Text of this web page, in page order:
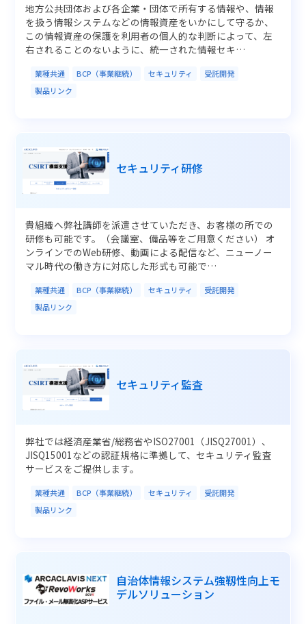
地方公共団体および各企業・団体で所有する情報や、情報
を扱う情報システムなどの情報資産をいかにして守るか、
この情報資産の保護を利用者の個人的な判断によって、左
右されることのないように、統一された情報セキ…
業種共通 BCP（事業継続） セキュリティ
受託開発
製品リンク
セキュリティ研修
貴組織へ弊社講師を派遣させていただき、お客様の所での
研修も可能です。（会議室、備品等をご用意ください） オ
ンラインでのWeb研修、動画による配信など、ニューノー
マル時代の働き方に対応した形式も可能で…
業種共通 BCP（事業継続） セキュリティ
受託開発
製品リンク
セキュリティ監査
弊社では経済産業省/総務省やISO27001（JISQ27001）、
JISQ15001などの認証規格に準拠して、セキュリティ監査
サービスをご提供します。
業種共通 BCP（事業継続） セキュリティ
受託開発
製品リンク
自治体情報システム強靱性向上モ
デルソリューション